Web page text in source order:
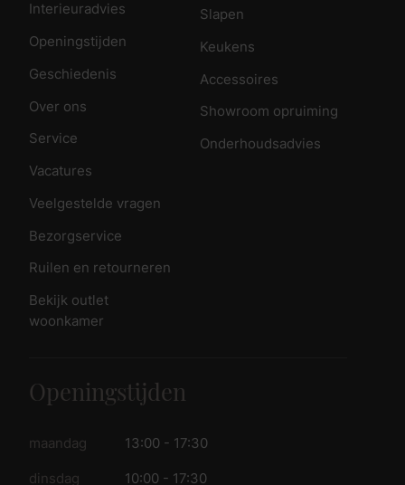
Interieuradvies
Openingstijden
Geschiedenis
Over ons
Service
Vacatures
Veelgestelde vragen
Bezorgservice
Ruilen en retourneren
Bekijk outlet
woonkamer
Slapen
Keukens
Accessoires
Showroom opruiming
Onderhoudsadvies
Openingstijden
maandag 13:00 - 17:30
dinsdag 10:00 - 17:30